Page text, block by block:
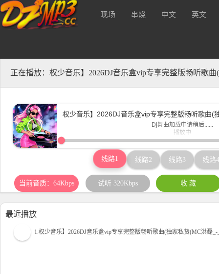
现场 串烧 中文 英文
正在播放：权少音乐】2026DJ音乐盒vip专享完整版畅听歌
权少音乐】2026DJ音乐盒vip专享完整版畅听歌曲(
Dj舞曲加载中请稍后......
播放中
www.djmp3.cc
线路1 线路2 线路3 线路4
当前音质：64Kbps 试听 320Kbps 收 藏
最近播放
1.权少音乐】2026DJ音乐盒vip专享完整版畅听歌曲(独家私货(MC洪磊